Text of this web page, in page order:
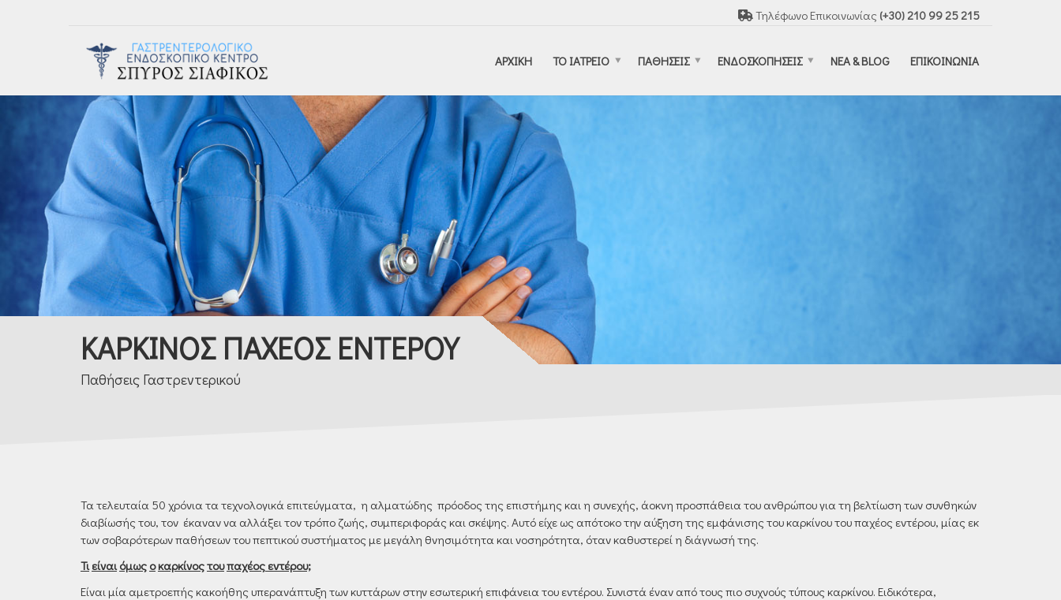
Τηλέφωνο Επικοινωνίας (+30) 210 99 25 215
ΑΡΧΙΚΗ ΤΟ ΙΑΤΡΕΙΟ ΠΑΘΗΣΕΙΣ ΕΝΔΟΣΚΟΠΗΣΕΙΣ ΝΕΑ & BLOG ΕΠΙΚΟΙΝΩΝΙΑ
ΚΑΡΚΙΝΟΣ ΠΑΧΕΟΣ ΕΝΤΕΡΟΥ
Παθήσεις Γαστρεντερικού
Τα τελευταία 50 χρόνια τα τεχνολογικά επιτεύγματα, η αλματώδης πρόοδος της επιστήμης και η συνεχής, άοκνη προσπάθεια του ανθρώπου για τη βελτίωση των συνθηκών
διαβίωσής του, τον έκαναν να αλλάξει τον τρόπο ζωής, συμπεριφοράς και σκέψης. Αυτό είχε ως απότοκο την αύξηση της εμφάνισης του καρκίνου του παχέος εντέρου, μίας εκ
των σοβαρότερων παθήσεων του πεπτικού συστήματος με μεγάλη θνησιμότητα και νοσηρότητα, όταν καθυστερεί η διάγνωσή της.
Τι είναι όμως ο καρκίνοςτουπαχέος εντέρου;
Είναι μία αμετροεπής κακοήθης υπερανάπτυξη των κυττάρων στην εσωτερική επιφάνεια του εντέρου. Συνιστά έναν από τους πιο συχνούς τύπους καρκίνου. Ειδικότερα,